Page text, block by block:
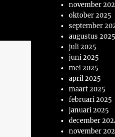
november
oktober 2025
september
augustus 2025
juli 2025
juni 2025
mei 2025
april 2025
maart 2025
februari 2025
januari 2025
december
november